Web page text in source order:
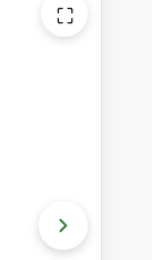
⛶